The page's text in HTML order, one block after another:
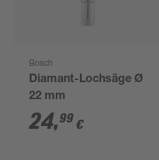
Bosch
Diamant-Lochsäge Ø
22 mm
24,99 €